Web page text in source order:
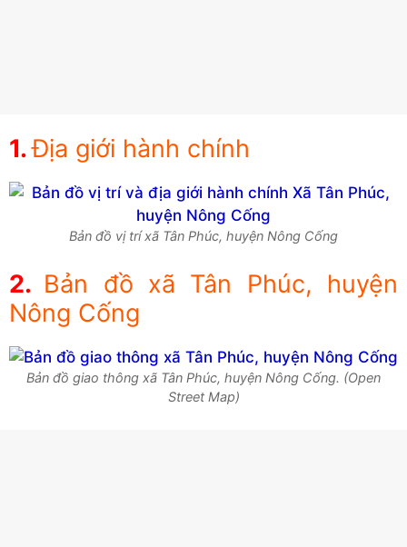
Địa giới hành chính
Bản đồ vị trí xã Tân Phúc, huyện Nông Cống
Bản đồ xã Tân Phúc, huyện
Nông Cống
Bản đồ giao thông xã Tân Phúc, huyện Nông Cống. (Open
Street Map)